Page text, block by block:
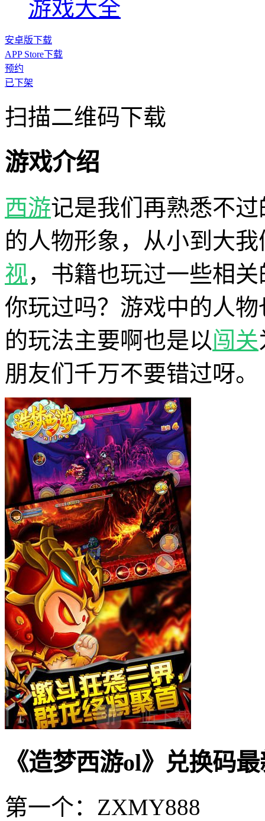
游戏大全
安卓版下载
APP Store下载
预约
已下架
扫描二维码下载
游戏介绍
西游记是我们再熟悉不
的人物形象，从小到大
视，书籍也玩过一些相
你玩过吗？游戏中的人
的玩法主要啊也是以闯关
朋友们千万不要错过呀。
《造梦西游ol》兑换码
第一个：ZXMY888